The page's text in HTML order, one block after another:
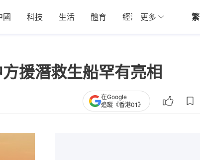
國 科技 生活 體育 經濟 01深圳
更多 繁
援潛救生船罕有亮相
在Google
追蹤《香港01》